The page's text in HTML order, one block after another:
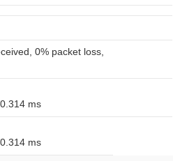
0% packet loss,
ms
ms